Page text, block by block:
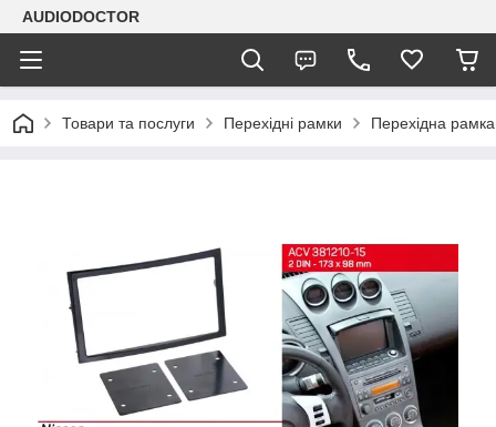
AUDIODOCTOR
Товари та послуги Перехідні рамки Перехідна